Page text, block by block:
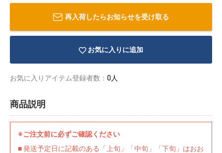
再入荷したらお知らせを受け取る
お気に入りに追加
お気に入りアイテム登録者数： 0人
商品説明
※ご注文前に必ずご確認ください
■ 発送予定日に記載のある「上旬」「中旬」「下旬」はおお
イラストレ
アダルトグ